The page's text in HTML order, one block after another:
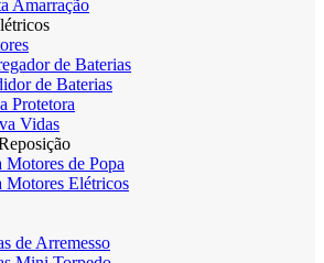
Amarração
de Baterias
de Baterias
Protetora
Vidas
Motores de Popa
Motores Elétricos
de Arremesso